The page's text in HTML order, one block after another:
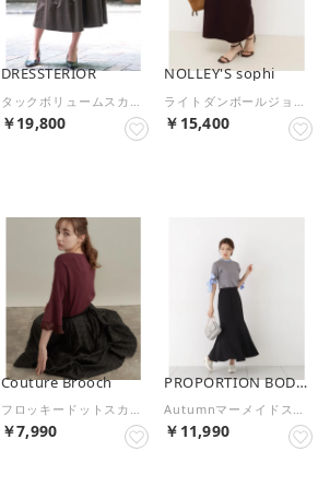
DRESSTERIOR
￥19,800
NOLLEY'S sophi
￥15,400
Couture Brooch
フロッキードットスカート （ブラック(119)）
￥7,990
PROPORTION BODY DRESSING
Autumnマーメイドスカート （ブラック）
￥11,990